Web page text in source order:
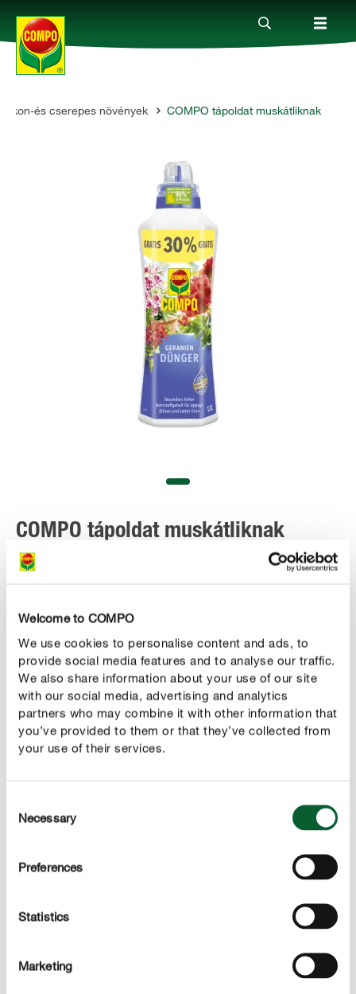
Welcome to COMPO
We use cookies to personalise content and ads, to
provide social media features and to analyse our traffic.
We also share information about your use of our site
with our social media, advertising and analytics
partners who may combine it with other information that
you’ve provided to them or that they’ve collected from
your use of their services.
Selection
Necessary
Preferences
Statistics
Marketing
Termékek
és cserepes növények COMPO tápoldat muskátliknak
COMPO tápoldat muskátliknak
MEGVESZEM
Előnyök
és csüngő növényekhez, pl. petúniákhoz és
nagyon magas tápanyagtartalommal és extra vassal
azonnal hatásos, erősíti az ellenállóképességet és